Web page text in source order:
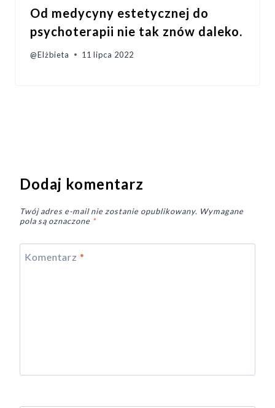
Od medycyny estetycznej do
psychoterapii nie tak znów daleko.
@Elżbieta 11 lipca 2022
Dodaj komentarz
Twój adres e-mail nie zostanie opublikowany. Wymagane
pola są oznaczone *
Komentarz *